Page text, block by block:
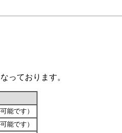
っております。
能です）
能です）